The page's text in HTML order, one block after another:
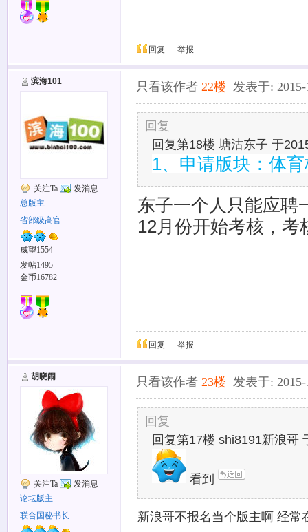
回复 举报
滨海101
关注Ta
发消息
总版主
省部级高官
威望1554
发帖1495
金币16782
只看该作者 22楼 发表于: 2015-
回复
回复第18楼 塘沽东子 于
1、申请版块：体
东子一个人只能应聘
12月份开始考核，
回复 举报
胡晓闹
关注Ta
发消息
论坛版主
联合国秘书长
只看该作者 23楼 发表于: 2015-
回复
回复第17楼 shi8191新浪哥
看到
新浪哥不报名当个版主啊 经常